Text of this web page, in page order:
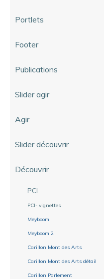
Portlets
Footer
Publications
Slider agir
Agir
Slider découvrir
Découvrir
PCI
PCI- vignettes
Meyboom
Meyboom 2
Carillon Mont des Arts
Carillon Mont des Arts détail
Carillon Parlement